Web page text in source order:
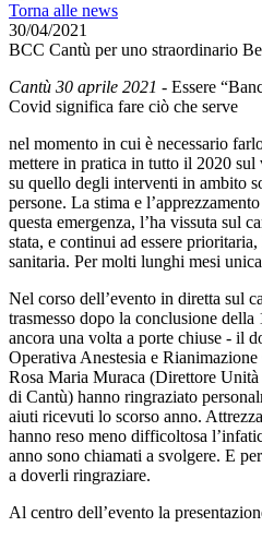
Torna alle news
30/04/2021
BCC Cantù per uno straordinario
Cantù 30 aprile 2021 - Essere
Covid significa fare ciò che serve
nel momento in cui è necessario
mettere in pratica in tutto il 2020 sul
su quello degli interventi in ambito
persone. La stima e
questa emergenza, l’ha vissuta sul
stata, e continui ad essere prioritaria,
sanitaria. Per molti lunghi mesi
Nel corso dell’evento in diretta sul
trasmesso dopo la conclusione della
ancora una volta a porte chiuse - il
Operativa Anestesia e
Rosa Maria Muraca (Direttore
di Cantù) hanno ringraziato
aiuti ricevuti lo scorso anno.
hanno reso meno difficoltosa
anno sono chiamati a svolgere. E
a doverli ringraziare.
Al centro dell’evento la